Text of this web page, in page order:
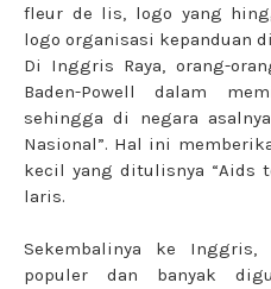
fleur de lis, logo yang
logo organisasi kepanduan
Di Inggris Raya, orang-
Baden-Powell dalam
sehingga di negara
Nasional”. Hal ini
kecil yang ditulisnya “Aids
laris.
Sekembalinya ke
populer dan banyak